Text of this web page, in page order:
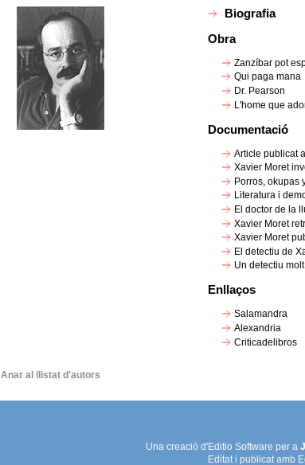
Biografia
Obra
Zanzíbar pot
Qui paga mana
Dr. Pearson
L'home que
Documentació
Article publicat
Xavier Moret
Porros, okupas
Literatura i
El doctor de la
Xavier Moret
Xavier Moret
El detectiu de
Un detectiu
Enllaços
Salamandra
Alexandria
Criticadelibros
Anar al llistat d'autors
Una creació d'Editio Software per a
Editat i publicat amb